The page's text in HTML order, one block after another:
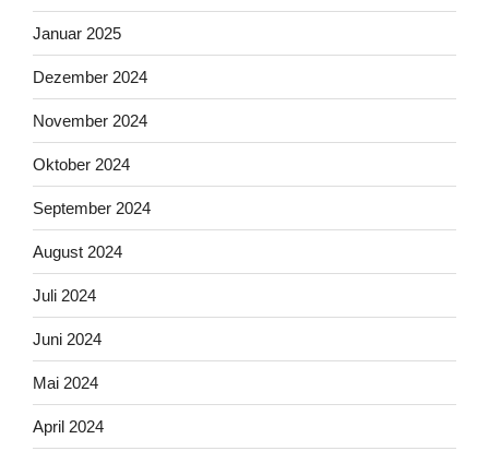
Januar 2025
Dezember 2024
November 2024
Oktober 2024
September 2024
August 2024
Juli 2024
Juni 2024
Mai 2024
April 2024